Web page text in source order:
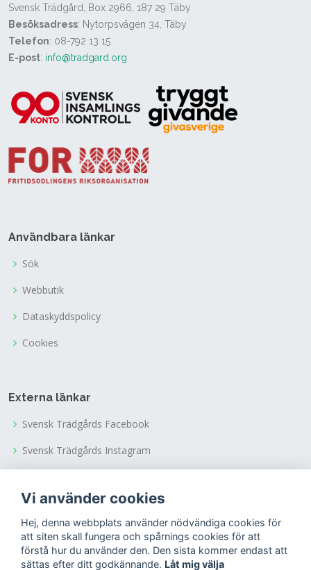
Svensk Trädgård, Box 2966, 187 29 Täby
Besöksadress: Nytorpsvägen 34, Täby
Telefon: 08-792 13 15
E-post: info@tradgard.org
Användbara länkar
Sök
Webbutik
Dataskyddspolicy
Cookies
Externa länkar
Svensk Trädgårds Facebook
Svensk Trädgårds Instagram
Tusen Trädgårdars Facebook
Tusen Trädgårdars Instagram
Vi använder cookies
Hej, denna webbplats använder nödvändiga cookies för
att siten skall fungera och spårnings cookies för att
förstå hur du använder den. Den sista kommer endast att
sättas efter ditt godkännande. Låt mig välja